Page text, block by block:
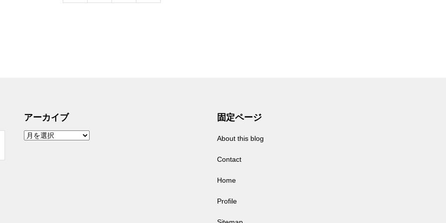
アーカイブ
ア
ー
固定ページ
About this blog
Contact
Home
Profile